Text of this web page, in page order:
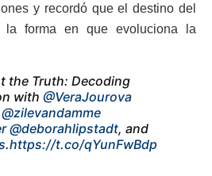
y recordó que el destino del
la forma en que evoluciona la
the Truth: Decoding
with @VeraJourova
@zilevandamme
@deborahlipstadt, and
.https://t.co/qYunFwBdp